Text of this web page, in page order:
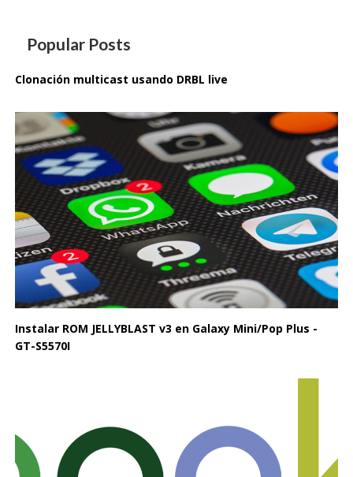
Popular Posts
Clonación multicast usando DRBL live
Instalar ROM JELLYBLAST v3 en Galaxy Mini/Pop Plus -
GT-S5570I